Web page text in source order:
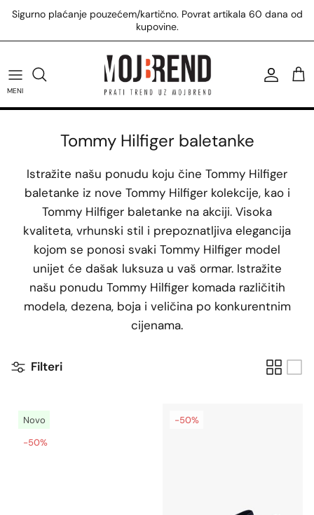
Preskoči
sadržaj
Sigurno plaćanje pouzećem/kartično. Povrat artikala 60 dana od
kupovine.
MENI
U.S. Polo Assn. majice
U.S. Polo Assn. patike
Tommy Hilfiger patike
Tommy Hilfiger torbe
Calvin Klein kupaći
Calvin Klein torbe
Replay košulje
Muškarci
Tommy Hilfiger baletanke
Istražite našu ponudu koju čine Tommy Hilfiger
baletanke iz nove Tommy Hilfiger kolekcije, kao i
Tommy Hilfiger baletanke na akciji. Visoka
kvaliteta, vrhunski stil i prepoznatljiva elegancija
kojom se ponosi svaki Tommy Hilfiger model
unijet će dašak luksuza u vaš ormar. Istražite
našu ponudu Tommy Hilfiger komada različitih
modela, dezena, boja i veličina po konkurentnim
cijenama.
Filteri
Novo
-50%
-50%